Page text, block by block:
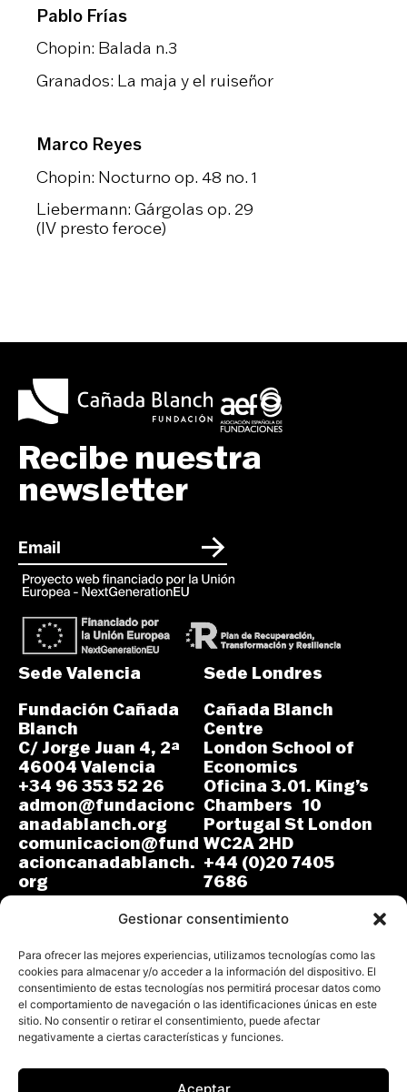
Gestionar consentimiento
Para ofrecer las mejores experiencias, utilizamos tecnologías como las
cookies para almacenar y/o acceder a la información del dispositivo. El
consentimiento de estas tecnologías nos permitirá procesar datos como
el comportamiento de navegación o las identificaciones únicas en este
sitio. No consentir o retirar el consentimiento, puede afectar
negativamente a ciertas características y funciones.
Aceptar
Pablo Frías
Chopin: Balada n.3
Granados: La maja y el ruiseñor
Marco Reyes
Chopin: Nocturno op. 48 no. 1
Liebermann: Gárgolas op. 29
(IV presto feroce)
Recibe nuestra
newsletter
Sede Valencia
Fundación Cañada
Blanch
C/ Jorge Juan 4, 2ª
46004 Valencia
+34 96 353 52 26
admon@fundacionc
anadablanch.org
comunicacion@fund
acioncanadablanch.
org
Sede Londres
Cañada Blanch
Centre
London School of
Economics
Oficina 3.01. King’s
Chambers 10
Portugal St London
WC2A 2HD
+44 (0)20 7405
7686
m.osuna-
vergara@lse.ac.uk